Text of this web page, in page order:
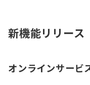
新機能リリース
オンラインサービ